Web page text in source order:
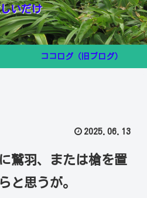
いだけ
ココログ（旧ブログ）
2025.06.13
鷲羽、または槍を置
と思うが。